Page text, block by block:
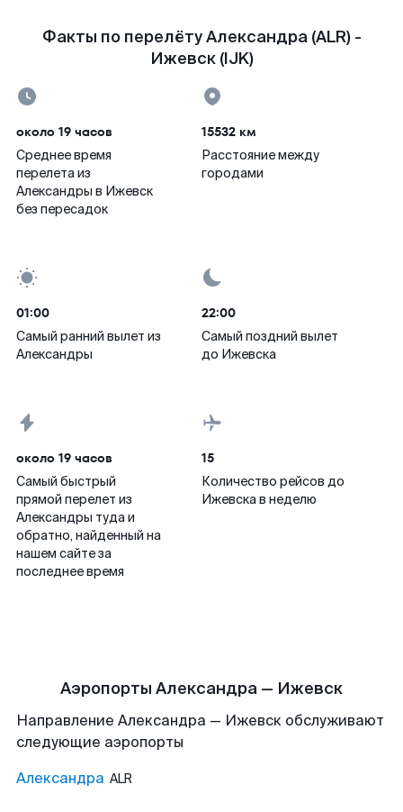
Факты по перелёту Александра (ALR) -
Ижевск (IJK)
около 19 часов
Среднее время
перелета из
Александры в Ижевск
без пересадок
15532 км
Расстояние между
городами
01:00
Самый ранний вылет из
Александры
22:00
Самый поздний вылет
до Ижевска
около 19 часов
Самый быстрый
прямой перелет из
Александры туда и
обратно, найденный на
нашем сайте за
последнее время
15
Количество рейсов до
Ижевска в неделю
Аэропорты Александра — Ижевск
Направление Александра — Ижевск обслуживают
следующие аэропорты
Александра ALR